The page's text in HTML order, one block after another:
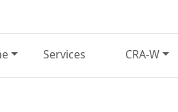
Services CRA-W